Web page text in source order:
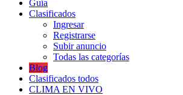
Guía
Clasificados
Ingresar
Registrarse
Subir anuncio
Todas las categorías
Blog
Clasificados todos
CLIMA EN VIVO